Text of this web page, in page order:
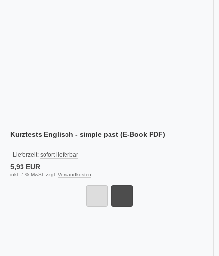
Kurztests Englisch - simple past (E-Book PDF)
Lieferzeit: sofort lieferbar
5,93 EUR
inkl. 7 % MwSt. zzgl. Versandkosten